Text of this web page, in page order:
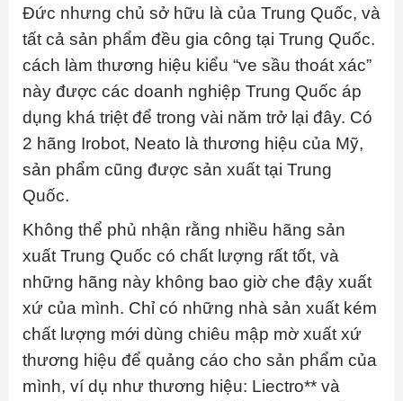
Đức nhưng chủ sở hữu là của Trung Quốc, và
tất cả sản phẩm đều gia công tại Trung Quốc.
cách làm thương hiệu kiểu “ve sầu thoát xác”
này được các doanh nghiệp Trung Quốc áp
dụng khá triệt để trong vài năm trở lại đây. Có
2 hãng Irobot, Neato là thương hiệu của Mỹ,
sản phẩm cũng được sản xuất tại Trung
Quốc.
Không thể phủ nhận rằng nhiều hãng sản
xuất Trung Quốc có chất lượng rất tốt, và
những hãng này không bao giờ che đậy xuất
xứ của mình. Chỉ có những nhà sản xuất kém
chất lượng mới dùng chiêu mập mờ xuất xứ
thương hiệu để quảng cáo cho sản phẩm của
mình, ví dụ như thương hiệu: Liectro** và